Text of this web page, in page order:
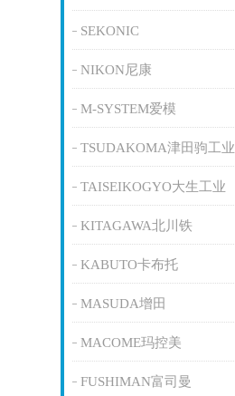
SEKONIC
NIKON尼康
M-SYSTEM爱模
TSUDAKOMA津田驹工业
TAISEIKOGYO大生工业
KITAGAWA北川铁
KABUTO卡布托
MASUDA增田
MACOME玛控美
FUSHIMAN富司曼